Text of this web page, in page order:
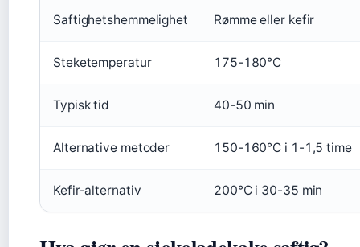
Saftighetshemmelighet Rømme eller kefir
Steketemperatur 175-180°C
Typisk tid 40-50 min
Alternative metoder 150-160°C i 1-1,5 time
Kefir-alternativ 200°C i 30-35 min